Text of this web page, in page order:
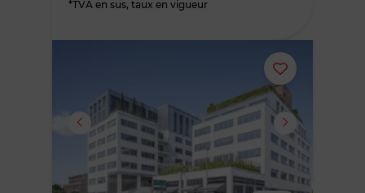
*TVA en sus, taux en vigueur
Ajouter
ou
supprimer
le